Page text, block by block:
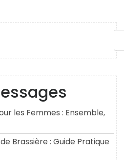
les Femmes : Ensemble,
Brassière : Guide Pratique